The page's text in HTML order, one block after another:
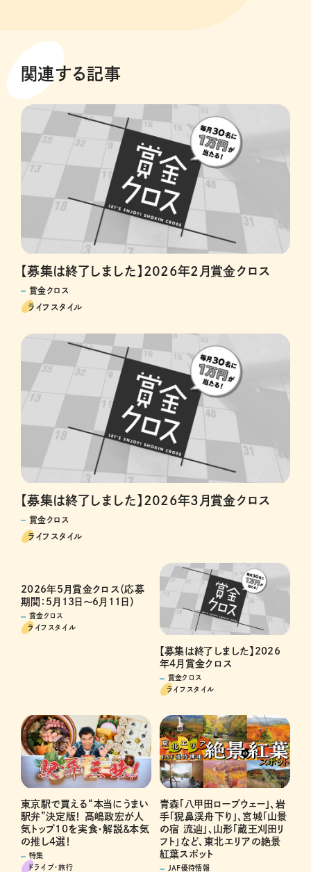
関連する記事
【募集は終了しました】2026年2月賞金クロス
賞金クロス
ライフスタイル
【募集は終了しました】2026年3月賞金クロス
賞金クロス
ライフスタイル
2026年5月賞金クロス（応募
期間：5月13日～6月11日）
賞金クロス
ライフスタイル
【募集は終了しました】2026
年4月賞金クロス
賞金クロス
ライフスタイル
東京駅で買える“本当にうまい
駅弁”決定版！ 髙嶋政宏が人
気トップ10を実食・解説＆本気
の推し4選！
特集
ドライブ･旅行
青森「八甲田ロープウェー」、岩
手「猊鼻渓舟下り」、宮城「山景
の宿 流辿」、山形「蔵王刈田リ
フト」など、東北エリアの絶景
紅葉スポット
JAF優待情報